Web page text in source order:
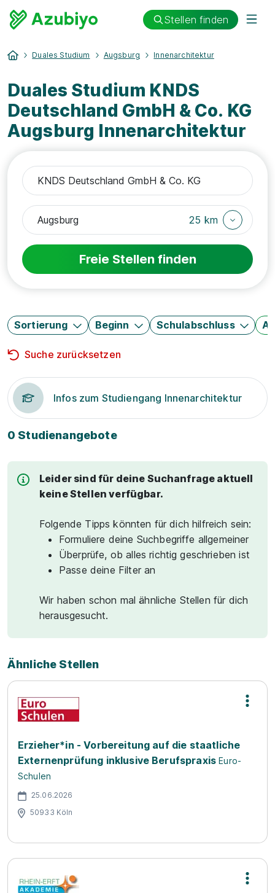
Stellen finden
Duales Studium Augsburg Innenarchitektur
Duales Studium KNDS
Deutschland GmbH & Co. KG
Augsburg Innenarchitektur
25 km
Freie Stellen finden
Sortierung Beginn Schulabschluss
Suche zurücksetzen
Infos zum Studiengang Innenarchitektur
0 Studienangebote
Leider sind für deine Suchanfrage aktuell
keine Stellen verfügbar.
Folgende Tipps könnten für dich hilfreich sein:
Formuliere deine Suchbegriffe allgemeiner
Überprüfe, ob alles richtig geschrieben ist
Passe deine Filter an
Wir haben schon mal ähnliche Stellen für dich
herausgesucht.
Ähnliche Stellen
Erzieher*in - Vorbereitung auf die staatliche
Externenprüfung inklusive Berufspraxis Euro-
Schulen
25.06.2026
50933 Köln